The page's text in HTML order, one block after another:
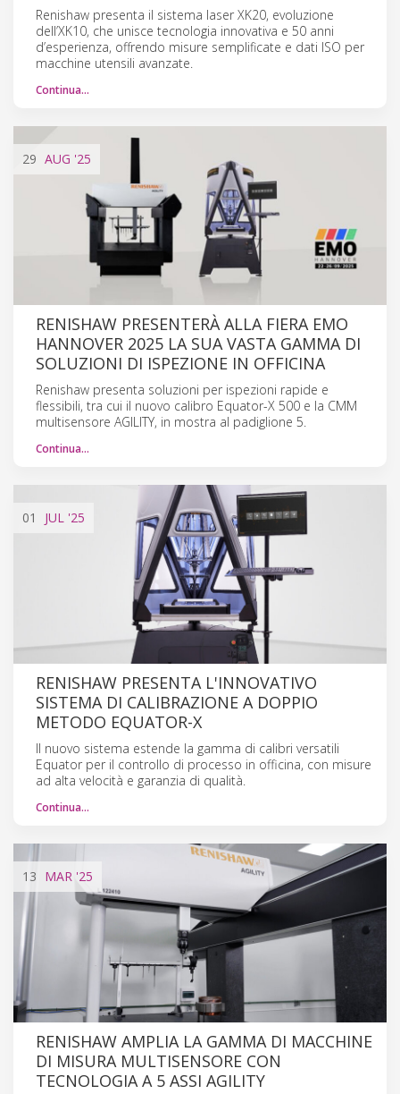
Renishaw presenta il sistema laser XK20, evoluzione
dell’XK10, che unisce tecnologia innovativa e 50 anni
d’esperienza, offrendo misure semplificate e dati ISO per
macchine utensili avanzate.
Continua…
29 AUG '25
RENISHAW PRESENTERÀ ALLA FIERA EMO
HANNOVER 2025 LA SUA VASTA GAMMA DI
SOLUZIONI DI ISPEZIONE IN OFFICINA
Renishaw presenta soluzioni per ispezioni rapide e
flessibili, tra cui il nuovo calibro Equator-X 500 e la CMM
multisensore AGILITY, in mostra al padiglione 5.
Continua…
01 JUL '25
RENISHAW PRESENTA L'INNOVATIVO
SISTEMA DI CALIBRAZIONE A DOPPIO
METODO EQUATOR-X
Il nuovo sistema estende la gamma di calibri versatili
Equator per il controllo di processo in officina, con misure
ad alta velocità e garanzia di qualità.
Continua…
13 MAR '25
RENISHAW AMPLIA LA GAMMA DI MACCHINE
DI MISURA MULTISENSORE CON
TECNOLOGIA A 5 ASSI AGILITY